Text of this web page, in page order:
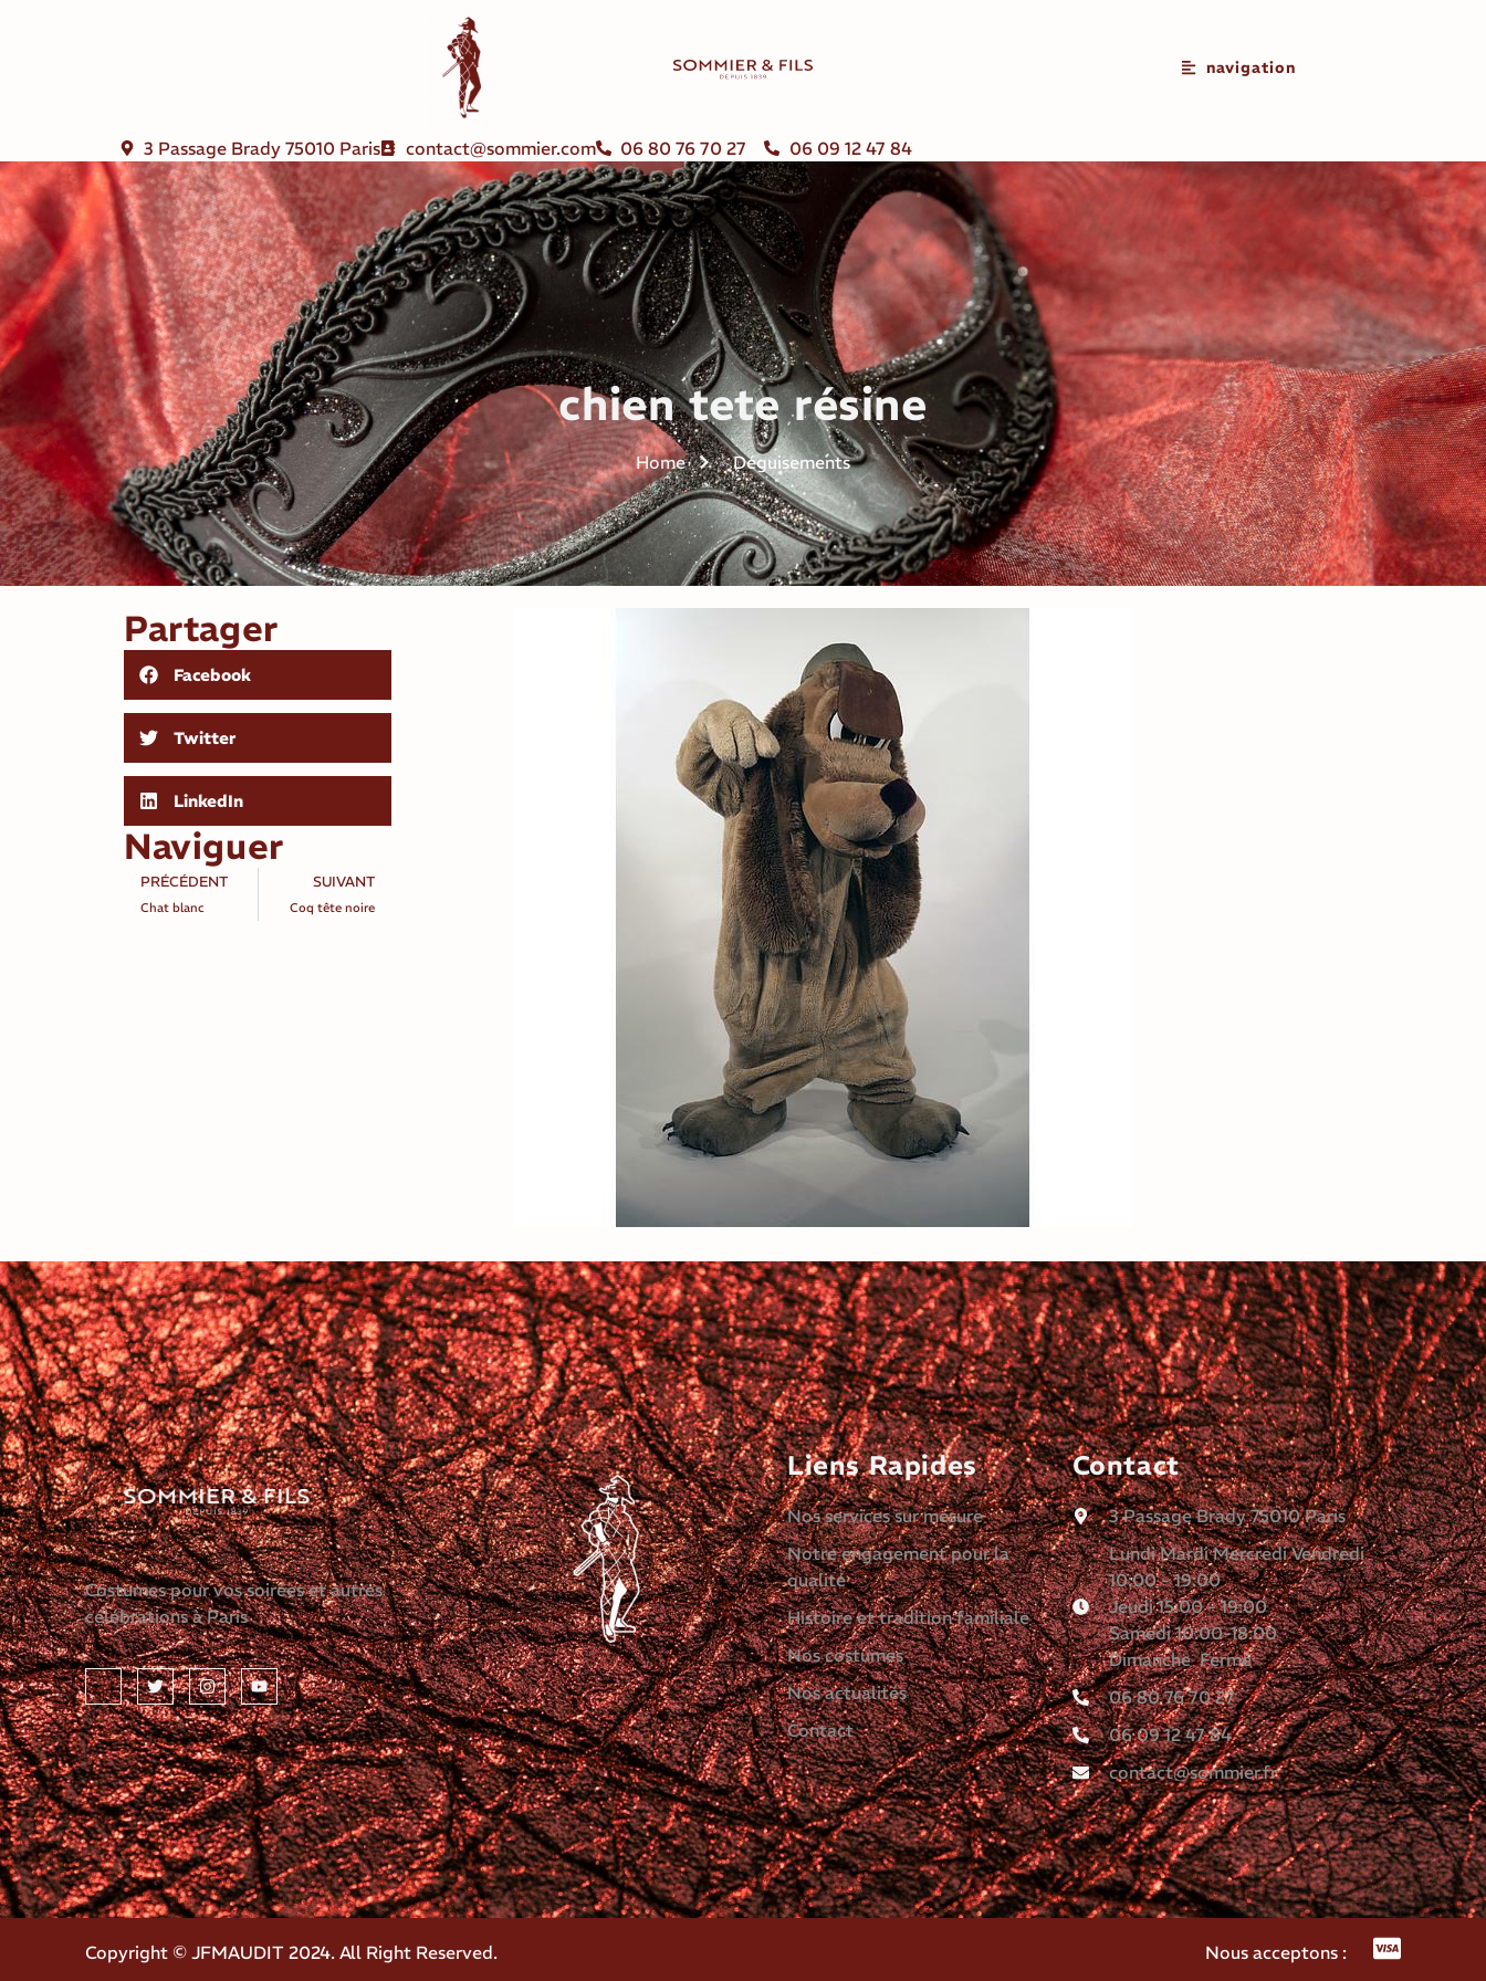
navigation
3 Passage Brady 75010 Paris contact@sommier.com 06 80 76 70 27 06 09 12 47 84
chien tete résine
Home Déguisements
Partager
Facebook
Twitter
LinkedIn
Naviguer
PRÉCÉDENT
Chat blanc
SUIVANT
Coq tête noire
Costumes pour vos soirées et autres
célébrations à Paris
Liens Rapides
Nos services sur mesure
Notre engagement pour la
qualité
Histoire et tradition familiale
Nos costumes
Nos actualités
Contact
Contact
3 Passage Brady 75010 Paris
Lundi Mardi Mercredi Vendredi
10:00 - 19:00
Jeudi 15:00 - 19:00
Samedi 10:00-18:00
Dimanche Fermé
06 80 76 70 27
06 09 12 47 84
contact@sommier.fr
Copyright © JFMAUDIT 2024. All Right Reserved. Nous acceptons :